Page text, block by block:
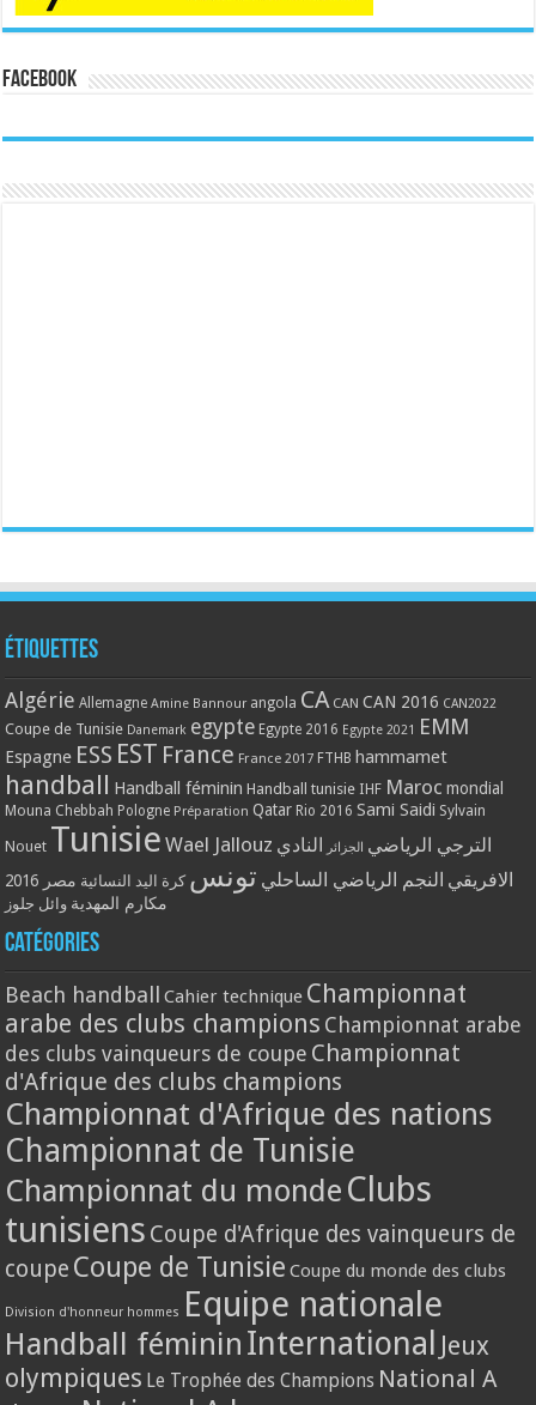
Facebook
Étiquettes
Algérie Allemagne Amine Bannour angola CA CAN CAN 2016 CAN2022
Coupe de Tunisie Danemark egypte Egypte 2016 Egypte 2021 EMM
Espagne ESS EST France France 2017 FTHB hammamet
handball Handball féminin Handball tunisie IHF Maroc mondial
Mouna Chebbah Pologne Préparation Qatar Rio 2016 Sami Saidi Sylvain
Nouet Tunisie Wael Jallouz الترجي الرياضي الجزائر
النادي
الافريقي النجم الرياضي الساحلي تونس كرة اليد النسائية مصر 2016
مكارم المهدية وائل جلوز
Catégories
Beach handball Cahier technique Championnat
arabe des clubs champions Championnat arabe
des clubs vainqueurs de coupe Championnat
d'Afrique des clubs champions
Championnat d'Afrique des nations
Championnat de Tunisie
Championnat du monde Clubs
tunisiens Coupe d'Afrique des vainqueurs de
coupe Coupe de Tunisie Coupe du monde des clubs
Division d'honneur hommes Equipe nationale
Handball féminin International Jeux
olympiques Le Trophée des Champions National A